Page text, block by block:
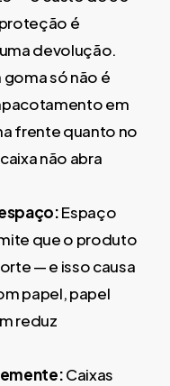
é
devolução.
goma só não é
em
frente quanto no
não abra
Espaço
que o produto
— e isso causa
papel, papel
reduz
Caixas